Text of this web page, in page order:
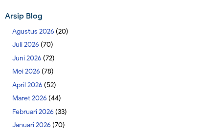
Arsip Blog
Agustus 2026 (20)
Juli 2026 (70)
Juni 2026 (72)
Mei 2026 (78)
April 2026 (52)
Maret 2026 (44)
Februari 2026 (33)
Januari 2026 (70)